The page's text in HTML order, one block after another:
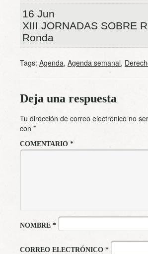
16 Jun
XIII JORNADAS SOBRE
Ronda
Tags: Agenda, Agenda semanal,
Deja una respuesta
Tu dirección de correo electrónico no
con *
COMENTARIO *
NOMBRE *
CORREO ELECTRÓNICO *